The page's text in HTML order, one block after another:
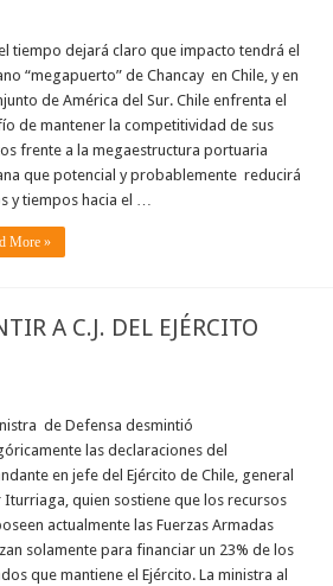
tiempo dejará claro que impacto tendrá el
“megapuerto” de Chancay en Chile, y en
de América del Sur. Chile enfrenta el
de mantener la competitividad de sus
frente a la megaestructura portuaria
que potencial y probablemente reducirá
y tiempos hacia el …
More »
A C.J. DEL EJÉRCITO
de Defensa desmintió
las declaraciones del
en jefe del Ejército de Chile, general
Iturriaga, quien sostiene que los recursos
actualmente las Fuerzas Armadas
solamente para financiar un 23% de los
que mantiene el Ejército. La ministra al